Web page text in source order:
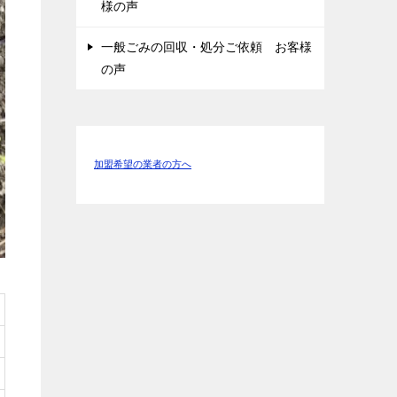
様の声
一般ごみの回収・処分ご依頼 お客様
の声
加盟希望の業者の方へ